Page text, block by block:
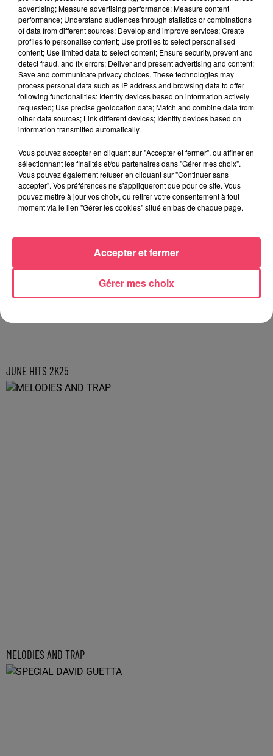
AFRO DEEP HOUSE 2000's
JUNE HITS 2K25
MELODIES AND TRAP
advertising; Measure advertising performance; Measure content
performance; Understand audiences through statistics or combinations
of data from different sources; Develop and improve services; Create
profiles to personalise content; Use profiles to select personalised
content; Use limited data to select content; Ensure security, prevent and
detect fraud, and fix errors; Deliver and present advertising and content;
Save and communicate privacy choices. These technologies may
process personal data such as IP address and browsing data to offer
following functionalities: Identify devices based on information actively
requested; Use precise geolocation data; Match and combine data from
other data sources; Link different devices; Identify devices based on
information transmitted automatically.
Vous pouvez accepter en cliquant sur "Accepter et fermer", ou affiner en
sélectionnant les finalités et/ou partenaires dans "Gérer mes choix".
Vous pouvez également refuser en cliquant sur "Continuer sans
accepter". Vos préférences ne s'appliqueront que pour ce site. Vous
pouvez mettre à jour vos choix, ou retirer votre consentement à tout
moment via le lien "Gérer les cookies" situé en bas de chaque page.
Gérer mes choix
Accepter et fermer